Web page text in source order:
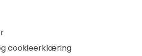
cookieerklæring